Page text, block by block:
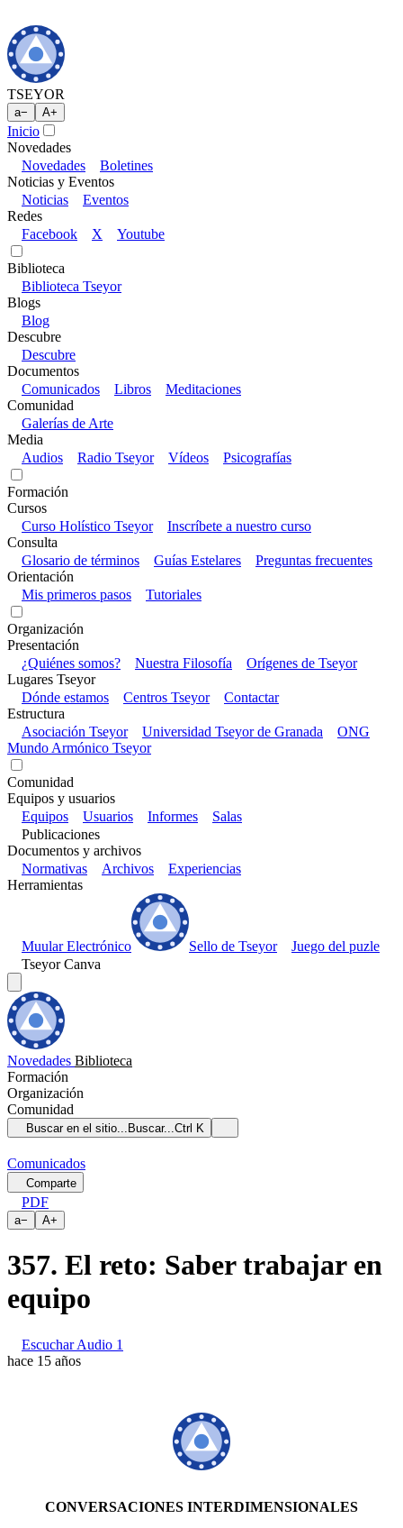
TSEYOR
a− A+
Inicio
Novedades
Novedades
Boletines
Noticias y Eventos
Noticias
Eventos
Redes
Facebook
X Youtube
Biblioteca
Biblioteca Tseyor
Blogs
Blog
Descubre
Descubre
Documentos
Comunicados
Libros
Meditaciones
Comunidad
Galerías de Arte
Media
Audios
Radio Tseyor Vídeos Psicografías
Formación
Cursos
Curso Holístico Tseyor
Inscríbete a nuestro curso
Consulta
Glosario de términos
Guías Estelares
Preguntas frecuentes
Orientación
Mis primeros pasos
Tutoriales
Organización
Presentación
¿Quiénes somos?
Nuestra Filosofía
Orígenes de Tseyor
Lugares Tseyor
Dónde estamos
Centros Tseyor
Contactar
Estructura
Asociación Tseyor
Universidad Tseyor de Granada
ONG
Mundo Armónico Tseyor
Comunidad
Equipos y usuarios
Equipos
Usuarios Informes
Salas
Publicaciones
Documentos y archivos
Normativas
Archivos
Experiencias
Herramientas
Muular Electrónico Sello de Tseyor
Juego del puzle
Tseyor Canva
Novedades Biblioteca
Formación
Organización
Comunidad
Buscar en el sitio... Buscar...Ctrl K
Comunicados
Comparte
PDF
a− A+
357. El reto: Saber trabajar en
equipo
Escuchar Audio 1
hace 15 años
CONVERSACIONES INTERDIMENSIONALES